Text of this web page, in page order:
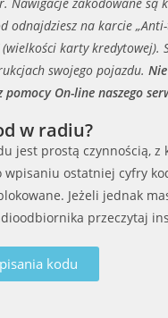
odnajdziesz na karcie
karty kredytowej).
swojego pojazdu.
pomocy On-line naszego
w radiu?
jest prostą czynnością, z
wpisaniu ostatniej cyfry
Jeżeli jednak
przeczytaj
kodu